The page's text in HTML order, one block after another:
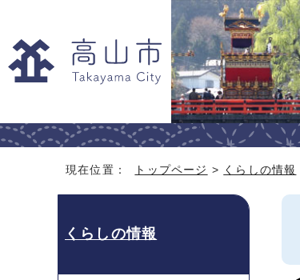
現在位置： トップページ > くらしの情報
くらしの情報